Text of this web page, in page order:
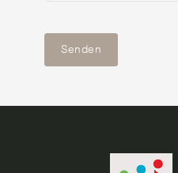
n
e
Senden